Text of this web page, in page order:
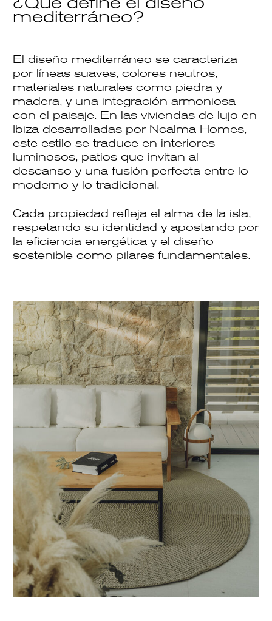
mediterráneo?
El diseño mediterráneo se caracteriza
por líneas suaves, colores neutros,
materiales naturales como piedra y
madera, y una integración armoniosa
con el paisaje. En las viviendas de lujo en
Ibiza desarrolladas por Ncalma Homes,
este estilo se traduce en interiores
luminosos, patios que invitan al
descanso y una fusión perfecta entre lo
moderno y lo tradicional.
Cada propiedad refleja el alma de la isla,
respetando su identidad y apostando por
la eficiencia energética y el diseño
sostenible como pilares fundamentales.